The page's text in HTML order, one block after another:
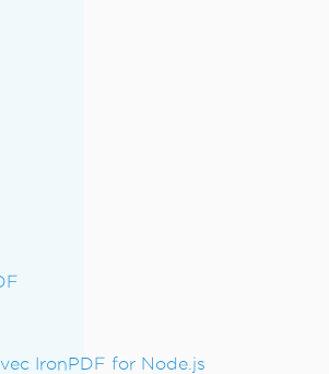
IronPDF for Node.js